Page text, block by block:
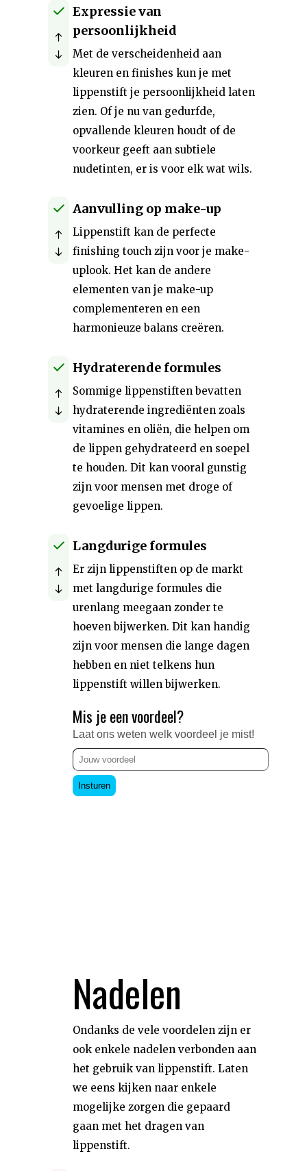
Expressie van
persoonlijkheid
Met de verscheidenheid aan
kleuren en finishes kun je met
lippenstift je persoonlijkheid laten
zien. Of je nu van gedurfde,
opvallende kleuren houdt of de
voorkeur geeft aan subtiele
nudetinten, er is voor elk wat wils.
Aanvulling op make-up
Lippenstift kan de perfecte
finishing touch zijn voor je make-
uplook. Het kan de andere
elementen van je make-up
complementeren en een
harmonieuze balans creëren.
Hydraterende formules
Sommige lippenstiften bevatten
hydraterende ingrediënten zoals
vitamines en oliën, die helpen om
de lippen gehydrateerd en soepel
te houden. Dit kan vooral gunstig
zijn voor mensen met droge of
gevoelige lippen.
Langdurige formules
Er zijn lippenstiften op de markt
met langdurige formules die
urenlang meegaan zonder te
hoeven bijwerken. Dit kan handig
zijn voor mensen die lange dagen
hebben en niet telkens hun
lippenstift willen bijwerken.
Mis je een voordeel?
Laat ons weten welk voordeel je mist!
Insturen
Nadelen
Ondanks de vele voordelen zijn er
ook enkele nadelen verbonden aan
het gebruik van lippenstift. Laten
we eens kijken naar enkele
mogelijke zorgen die gepaard
gaan met het dragen van
lippenstift.